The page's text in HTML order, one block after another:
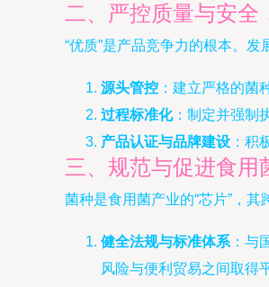
二、严控质量与安全
“优质”是产品竞争力的根本。
源头管控 ：建立严格的菌
过程标准化：制定并强制
产品认证与品牌建设 ：积
三、规范与促进食用
菌种是食用菌产业的“芯片”，
健全法规与标准体系 ：与
风险与便利贸易之间取得